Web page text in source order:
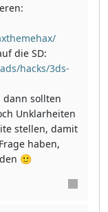
die SD:
hacks/3ds-
dann sollten
Unklarheiten
stellen, damit
haben,
🙂